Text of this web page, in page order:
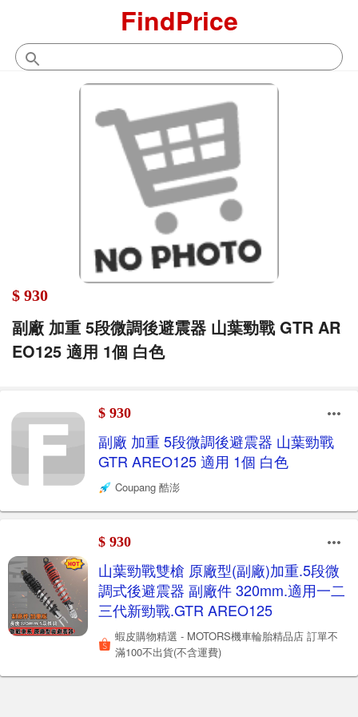
FindPrice
$ 930
副廠 加重 5段微調後避震器 山葉勁戰 GTR AR
EO125 適用 1個 白色
$ 930
副廠 加重 5段微調後避震器 山葉勁戰
GTR AREO125 適用 1個 白色
Coupang 酷澎
$ 930
山葉勁戰雙槍 原廠型(副廠)加重.5段微
調式後避震器 副廠件 320mm.適用一二
三代新勁戰.GTR AREO125
蝦皮購物精選 - MOTORS機車輪胎精品店 訂單不
滿100不出貨(不含運費)